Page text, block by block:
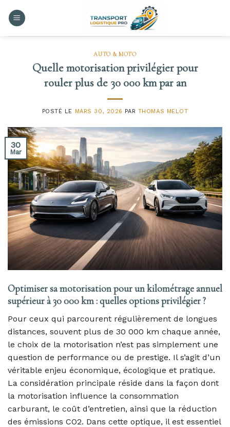
AUTO & MOTO
Quelle motorisation privilégier pour
rouler plus de 30 000 km par an
POSTÉ LE MARS 30, 2026 PAR THOMAS MELOT
30
Mar
Optimiser sa motorisation pour un kilométrage annuel
supérieur à 30 000 km : quelles options privilégier ?
Pour ceux qui parcourent régulièrement de longues
distances, souvent plus de 30 000 km chaque année,
le choix de la motorisation n’est pas simplement une
question de performance ou de prestige. Il s’agit d’un
véritable enjeu économique, écologique et pratique.
La considération principale réside dans la façon dont
la motorisation influence la consommation
carburant, le coût d’entretien, ainsi que la réduction
des émissions CO2. Dans cette optique, il est essentiel